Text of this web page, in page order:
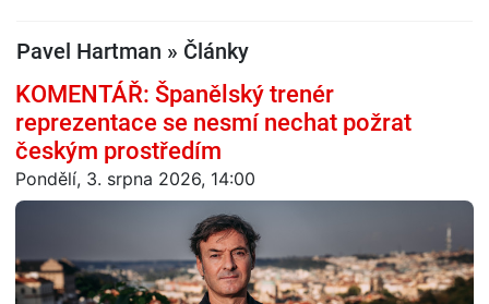
Pavel Hartman » Články
KOMENTÁŘ: Španělský trenér
reprezentace se nesmí nechat požrat
českým prostředím
Pondělí, 3. srpna 2026, 14:00